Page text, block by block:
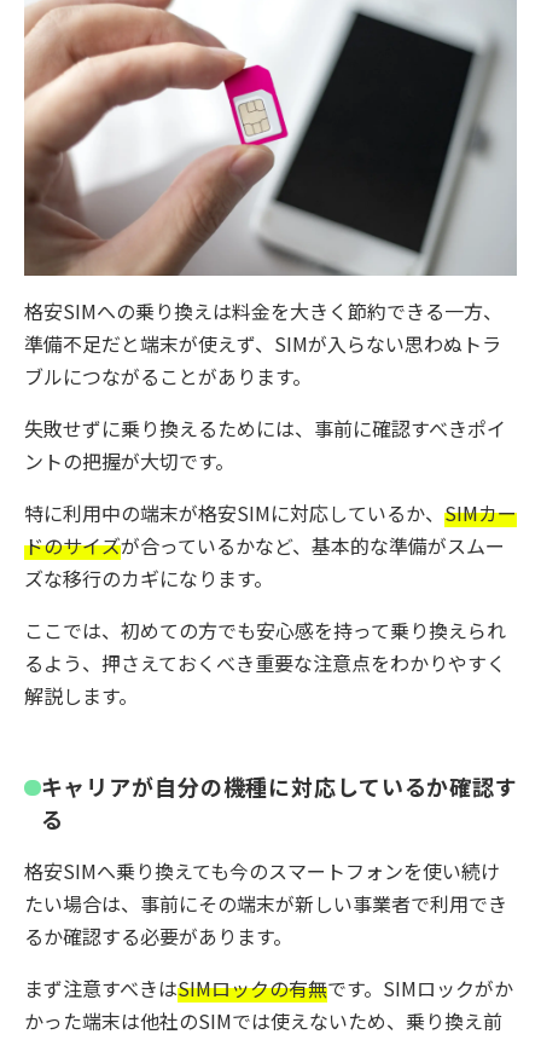
格安SIMへの乗り換えは料金を大きく節約できる一方、
準備不足だと端末が使えず、SIMが入らない思わぬトラ
ブルにつながることがあります。
失敗せずに乗り換えるためには、事前に確認すべきポイ
ントの把握が大切です。
特に利用中の端末が格安SIMに対応しているか、 SIMカー
ドのサイズが合っているかなど、基本的な準備がスムー
ズな移行のカギになります。
ここでは、初めての方でも安心感を持って乗り換えられ
るよう、押さえておくべき重要な注意点をわかりやすく
解説します。
キャリアが自分の機種に対応しているか確認す
る
格安SIMへ乗り換えても今のスマートフォンを使い続け
たい場合は、事前にその端末が新しい事業者で利用でき
るか確認する必要があります。
まず注意すべきはSIMロックの有無です。SIMロックがか
かった端末は他社のSIMでは使えないため、乗り換え前